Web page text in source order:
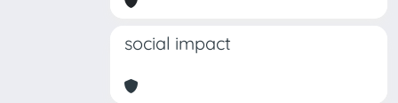
social impact